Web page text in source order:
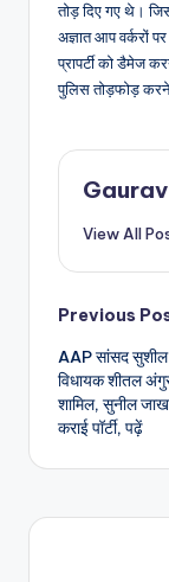
तोड़ दिए गए थे।
अज्ञात आप वर्करों
प्रापर्टी को डैमेज
पुलिस तोड़फोड़ करने
View All
Post
Previous
AAP सांसद
विधायक शीतल
शामिल, सुनील
कराई पॉर्टी, पढ़ें